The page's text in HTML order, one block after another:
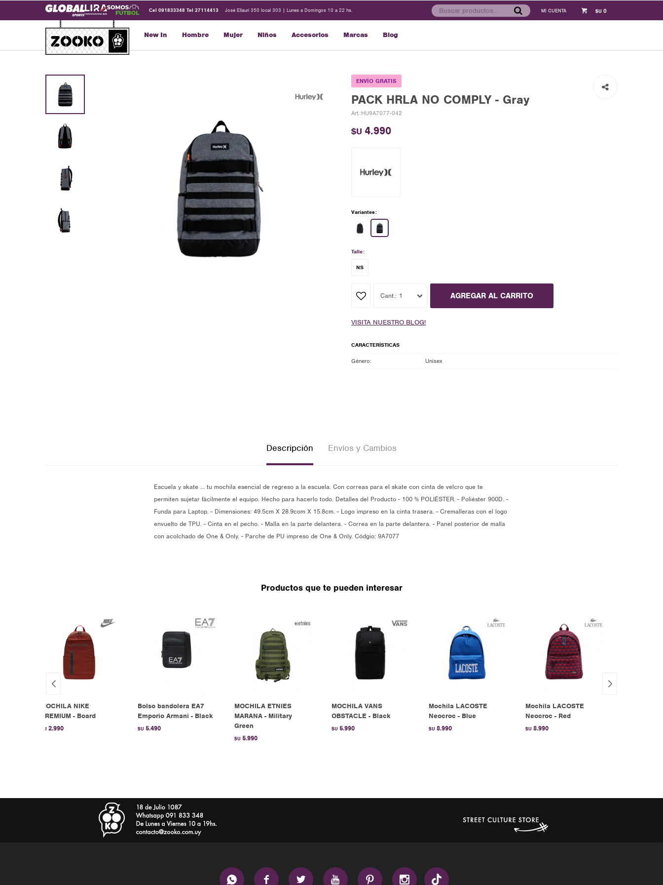
New In Hombre Mujer Niños Accesorios Marcas Blog
$U 0
Cel 091833348 Tel 27114413 José Ellauri 350 local 303 | Lunes a Domingos 10 a 22 hs.
ENVÍO GRATIS
PACK HRLA NO COMPLY - Gray
HU9A7077-042
$U 4.990
Variantes:
Talle:
NS
1 AGREGAR AL CARRITO
VISITA NUESTRO BLOG!
CARACTERÍSTICAS
Género Unisex
Descripción Envíos y Cambios
Escuela y skate ... tu mochila esencial de regreso a la escuela. Con correas para el skate con cinta de velcro que te
permiten sujetar fácilmente el equipo. Hecho para hacerlo todo. Detalles del Producto - 100 % POLIÉSTER. - Poliéster 900D. -
Funda para Laptop. - Dimensiones: 49.5cm X 28.9com X 15.8cm. - Logo impreso en la cinta trasera. - Cremalleras con el logo
envuelto de TPU. - Cinta en el pecho. - Malla en la parte delantera. - Correa en la parte delantera. - Panel posterior de malla
con acolchado de One & Only. - Parche de PU impreso de One & Only. Códgio: 9A7077
Productos que te pueden interesar
MOCHILA NIKE
PREMIUM - Board
$U 2.990
Bolso bandolera EA7
Emporio Armani - Black
$U 5.490
MOCHILA ETNIES
MARANA - Military
Green
$U 5.990
MOCHILA VANS
OBSTACLE - Black
$U 5.990
Mochila LACOSTE
Neocroc - Blue
$U 8.990
Mochila LACOSTE
Neocroc - Red
$U 8.990
     